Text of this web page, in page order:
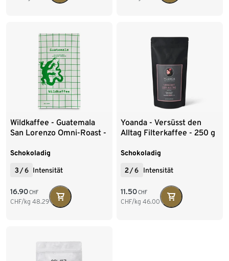
Wildkaffee - Guatemala
San Lorenzo Omni-Roast -
Schokoladig
3 /6 Intensität
16.90CHF
CHF/kg 48.29
Yoanda - Versüsst den
Alltag Filterkaffee - 250 g
Schokoladig
2/6 Intensität
11.50CHF
CHF/kg 46.00